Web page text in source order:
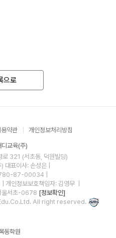
으로
용약관 개인정보처리방침
디교육(주)
321 (서초동, 덕원빌딩)
) 대표이사: 손성은 |
780-87-00034
| 개인정보보호책임자: 김영무
울서초-0678 [정보확인]
All right reserved.
동학원